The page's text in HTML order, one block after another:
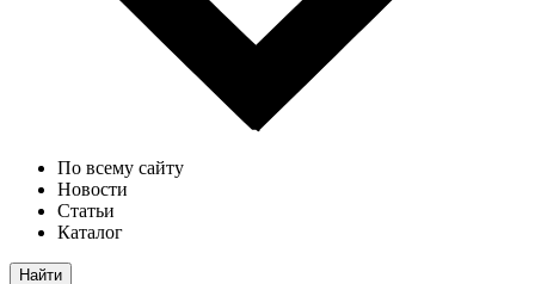
По всему сайту
Новости
Статьи
Каталог
Найти